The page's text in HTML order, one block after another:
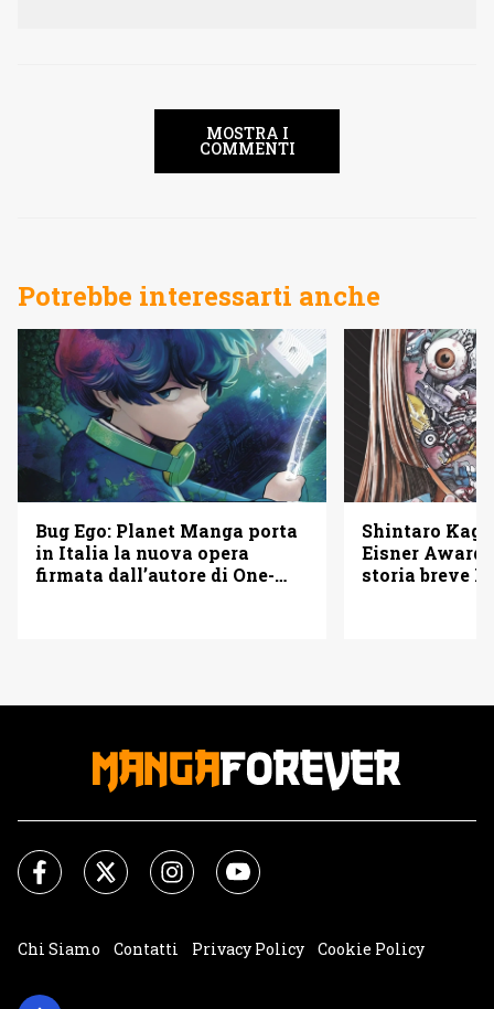
MOSTRA I
COMMENTI
Potrebbe interessarti anche
Bug Ego: Planet Manga porta
in Italia la nuova opera
firmata dall’autore di One-
Shintaro
Eisner
storia breve
Chi Siamo Contatti Privacy Policy
Cookie Policy